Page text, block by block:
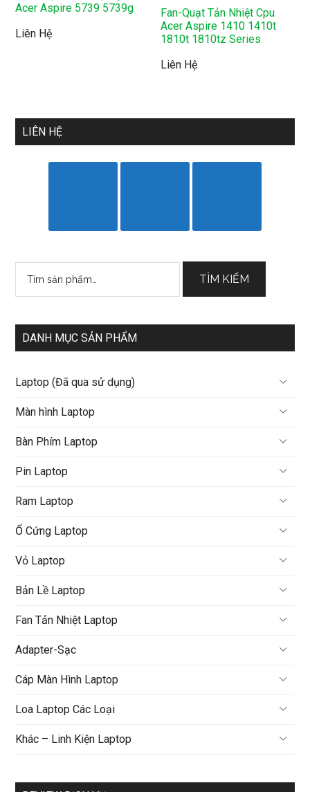
Acer Aspire 5739 5739g
Liên Hệ
Fan-Quạt Tản Nhiệt Cpu
Acer Aspire 1410 1410t
1810t 1810tz Series
Liên Hệ
LIÊN HỆ
kiếm:
TÌM KIẾM
DANH MỤC SẢN PHẨM
Laptop (Đã qua sử dụng)
Màn hình Laptop
Bàn Phím Laptop
Pin Laptop
Ram Laptop
Ổ Cứng Laptop
Vỏ Laptop
Bản Lề Laptop
Fan Tản Nhiệt Laptop
Adapter-Sạc
Cáp Màn Hình Laptop
Loa Laptop Các Loại
Khác – Linh Kiện Laptop